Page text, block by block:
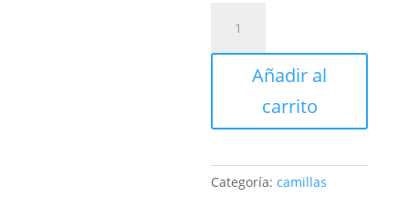
dermofacial
normal
hidráulica
cantidad
Añadir al
carrito
Categoría:camillas